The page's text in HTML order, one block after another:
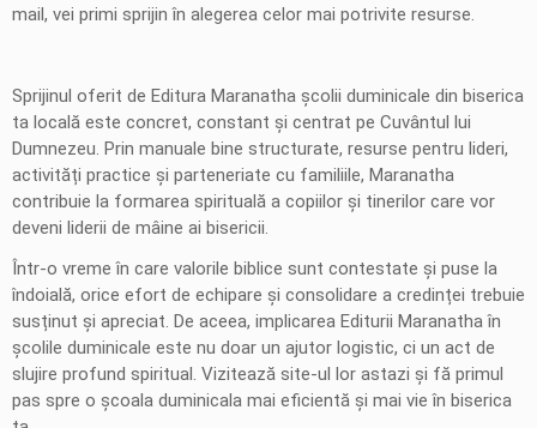
mail, vei primi sprijin în alegerea celor mai potrivite resurse.
Sprijinul oferit de Editura Maranatha școlii duminicale din biserica
ta locală este concret, constant și centrat pe Cuvântul lui
Dumnezeu. Prin manuale bine structurate, resurse pentru lideri,
activități practice și parteneriate cu familiile, Maranatha
contribuie la formarea spirituală a copiilor și tinerilor care vor
deveni liderii de mâine ai bisericii.
Într-o vreme în care valorile biblice sunt contestate și puse la
îndoială, orice efort de echipare și consolidare a credinței trebuie
susținut și apreciat. De aceea, implicarea Editurii Maranatha în
școlile duminicale este nu doar un ajutor logistic, ci un act de
slujire profund spiritual. Vizitează site-ul lor astazi și fă primul
pas spre o școala duminicala mai eficientă și mai vie în biserica